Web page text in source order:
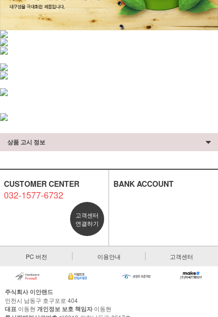
상품 고시 정보
CUSTOMER CENTER
032-1577-6732
고객센터
연결하기
BANK ACCOUNT
PC 버전 이용안내 고객센터
주식회사 이안랜드
인천시 남동구 호구포로 404
대표 이동현 개인정보 보호 책임자이동현